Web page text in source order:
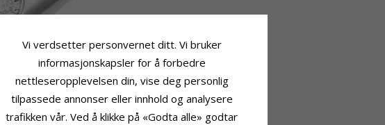
Vi verdsetter personvernet ditt. Vi bruker
informasjonskapsler for å forbedre
nettleseropplevelsen din, vise deg personlig
tilpassede annonser eller innhold og analysere
trafikken vår. Ved å klikke på «Godta alle» godtar